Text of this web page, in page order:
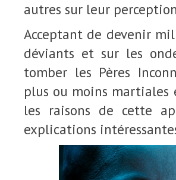
autres sur leur
Acceptant de devenir
déviants et sur les
tomber les Pères
plus ou moins
les raisons de cette
explications